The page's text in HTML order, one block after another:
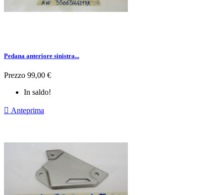
Pedana anteriore sinistra...
Prezzo 99,00 €
In saldo!
 Anteprima